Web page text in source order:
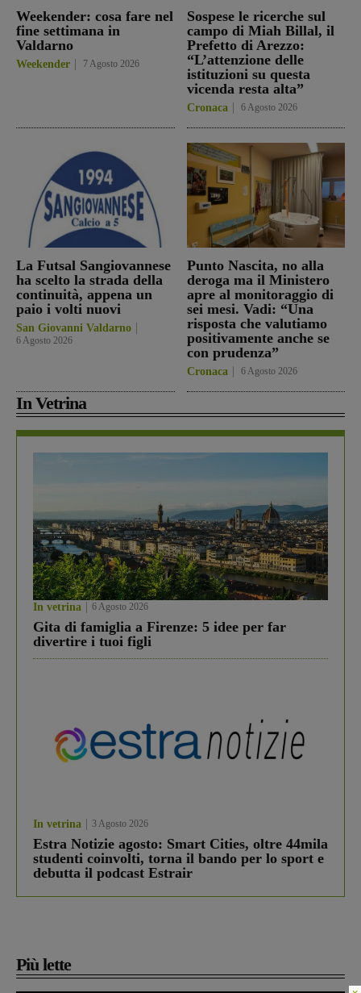
Weekender: cosa fare nel
fine settimana in
Valdarno
Weekender 7 Agosto 2026
Sospese le ricerche sul
campo di Miah Billal, il
Prefetto di Arezzo:
“L’attenzione delle
istituzioni su questa
vicenda resta alta”
Cronaca 6 Agosto 2026
La Futsal Sangiovannese
ha scelto la strada della
continuità, appena un
paio i volti nuovi
San Giovanni Valdarno
6 Agosto 2026
Punto Nascita, no alla
deroga ma il Ministero
apre al monitoraggio di
sei mesi. Vadi: “Una
risposta che valutiamo
positivamente anche se
con prudenza”
Cronaca 6 Agosto 2026
In Vetrina
In vetrina 6 Agosto 2026
Gita di famiglia a Firenze: 5 idee per far
divertire i tuoi figli
In vetrina 3 Agosto 2026
Estra Notizie agosto: Smart Cities, oltre 44mila
studenti coinvolti, torna il bando per lo sport e
debutta il podcast Estrair
Più lette